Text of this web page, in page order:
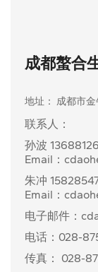
成都螯合
地址： 成都市
联系人：
孙波
Email：
朱冲
Email：
电子邮件：
电话： 028-
传真： 028-